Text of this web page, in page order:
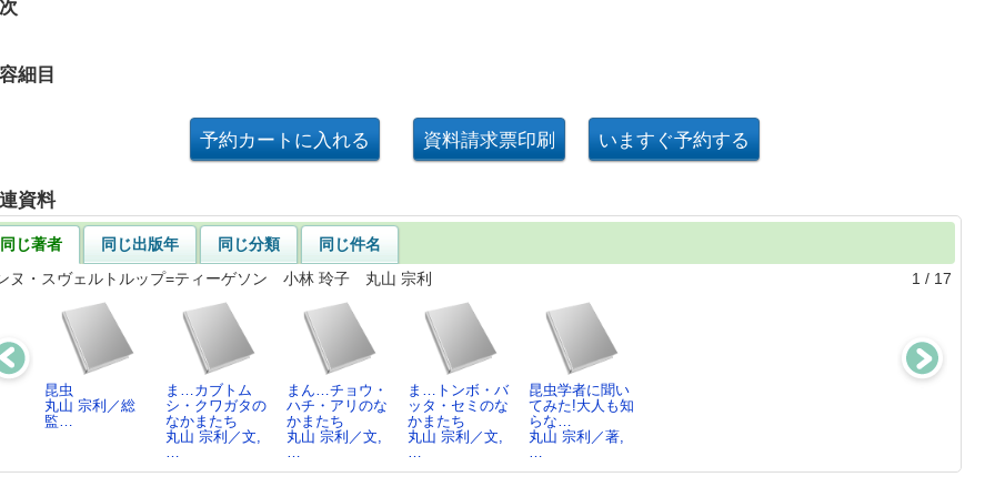
細目
資料
同じ著者 同じ出版年 同じ分類
同じ件名
ヌ・スヴェルトルップ=ティーゲソン 小林 玲子 丸山 宗利
1 / 17
昆虫
丸山 宗利／総
監…
ま…カブトム
シ・クワガタの
なかまたち
丸山 宗利／文,
…
まん…チョウ・
ハチ・アリのな
かまたち
丸山 宗利／文,
…
ま…トンボ・バ
ッタ・セミのな
かまたち
丸山 宗利／文,
…
昆虫学者に聞い
てみた!大人も知
らな…
丸山 宗利／著,
…